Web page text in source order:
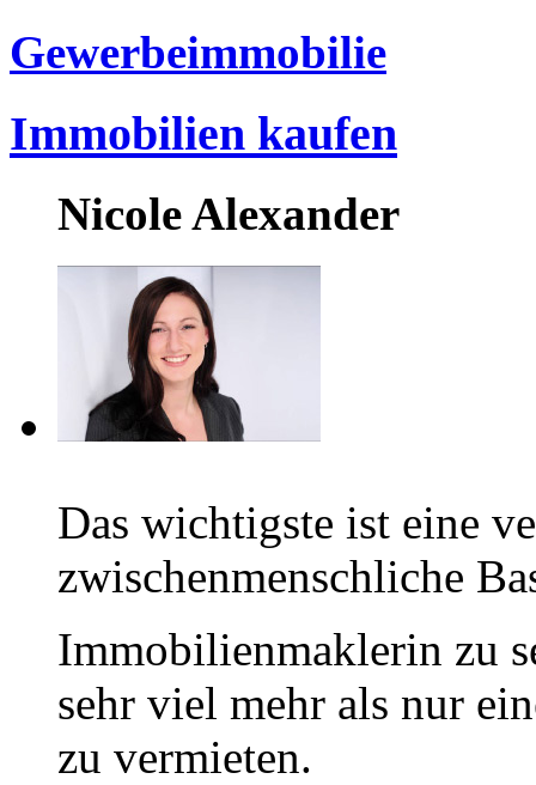
Gewerbeimmobilie
Immobilien kaufen
Nicole Alexander
Das wichtigste ist eine
zwischenmenschliche
Immobilienmaklerin zu
sehr viel mehr als nur
zu vermieten.